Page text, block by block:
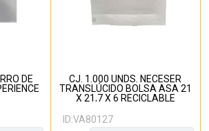
DE
CJ. 1.000 UNDS. NECESER
TRANSLÚCIDO BOLSA ASA 21
X 21,7 X 6 RECICLABLE
ID:VA80127